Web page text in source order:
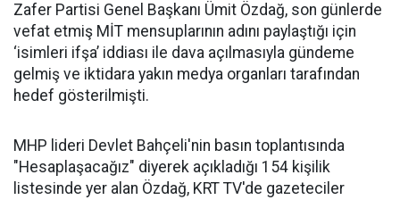
Zafer Partisi Genel Başkanı Ümit Özdağ, son günlerde
vefat etmiş MİT mensuplarının adını paylaştığı için
‘isimleri ifşa’ iddiası ile dava açılmasıyla gündeme
gelmiş ve iktidara yakın medya organları tarafından
hedef gösterilmişti.
MHP lideri Devlet Bahçeli'nin basın toplantısında
"Hesaplaşacağız" diyerek açıkladığı 154 kişilik
listesinde yer alan Özdağ, KRT TV'de gazeteciler